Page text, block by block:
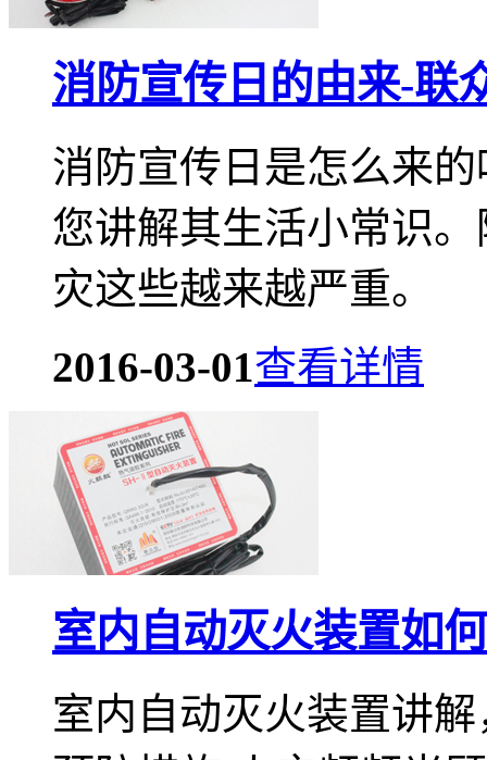
消防宣传日的由来-联
消防宣传日是怎么来
您讲解其生活小常识
灾这些越来越严重。
2016-03-01查看详情
室内自动灭火装置如
室内自动灭火装置讲